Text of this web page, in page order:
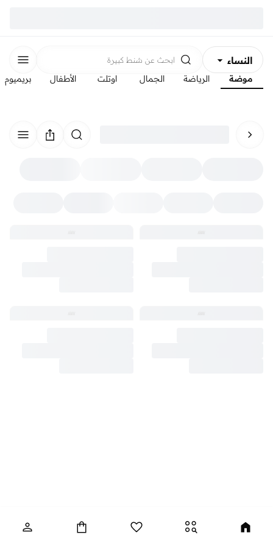
النساء
الرجال
ابحث عن شنط كبيرة
موضة الرياضة الجمال اوتلت الأطفال بريميوم